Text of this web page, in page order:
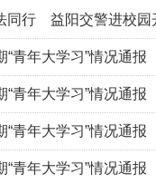
同行 益阳交警进校园
防线
“青年大学习”情况通报
“青年大学习”情况通报
“青年大学习”情况通报
“青年大学习”情况通报